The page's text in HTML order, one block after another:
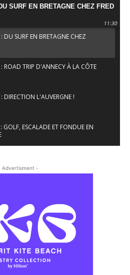
SURF EN BRETAGNE CHEZ FRED
11:30
DU SURF EN BRETAGNE CHEZ
ROAD TRIP D'ANNECY À LA CÔTE
DIRECTION L'AUVERGNE !
GOLF, ESCALADE ET FONDUE EN
DÉCOUVERTE DU VERCORS ET DU
!
UN SPORTIHOME CHEZ
!
Advertisment -